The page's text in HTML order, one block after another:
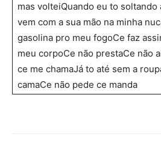
mas volteiQuando eu to soltando
vem com a sua mão na minha
gasolina pro meu fogoCe faz
meu corpoCe não prestaCe não
ce me chamaJá to até sem a
camaCe não pede ce manda